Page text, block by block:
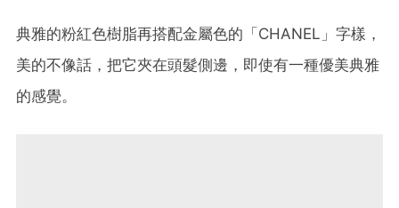
典雅的粉紅色樹脂再搭配金屬色的「CHANEL」字樣，
美的不像話，把它夾在頭髮側邊，即使有一種優美典雅
的感覺。